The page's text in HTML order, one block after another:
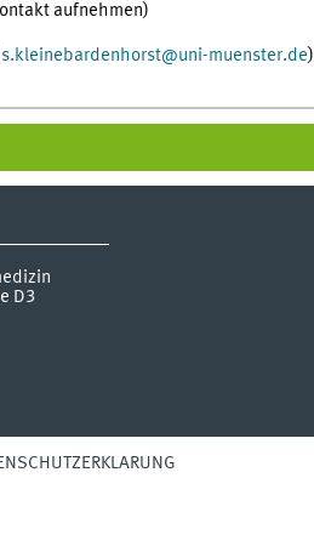
aufnehmen)
s.kleinebardenhorst@uni-muenster.de)
D3